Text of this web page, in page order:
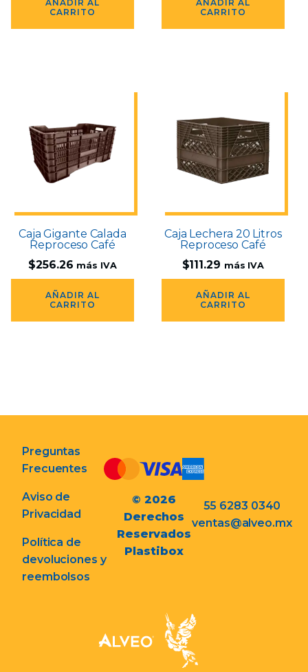
AÑADIR AL
CARRITO
AÑADIR AL
CARRITO
Caja Gigante Calada
Reproceso Café
$256.26 más IVA
AÑADIR AL
CARRITO
Caja Lechera 20 Litros
Reproceso Café
$111.29 más IVA
AÑADIR AL
CARRITO
Preguntas
Frecuentes
Aviso de
Privacidad
Política de
devoluciones y
reembolsos
© 2026
Derechos
Reservados
Plastibox
55 6283 0340
ventas@alveo.mx